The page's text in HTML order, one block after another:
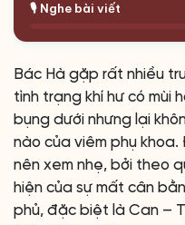
🎙️ Nghe bài viết
Bác Hà gặp rất nhiều
tình trạng khí hư có mùi
bụng dưới nhưng lại
nào của viêm phụ
nên xem nhẹ, bởi theo
hiện của sự mất cân
phủ, đặc biệt là Can –